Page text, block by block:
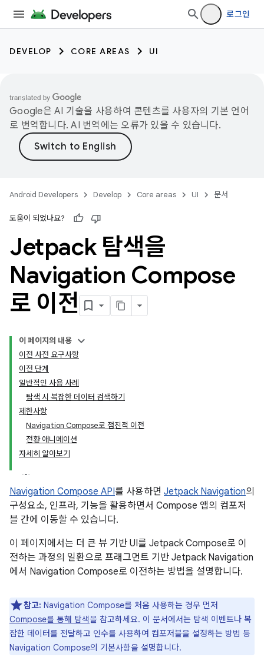
로그인
DEVELOP CORE AREAS UI
Google은 AI 기술을 사용하여 콘텐츠를 사용자의 기본 언어
로 번역합니다. AI 번역에는 오류가 있을 수 있습니다.
Android Developers Develop Core areas UI 문서
도움이 되었나요?
Jetpack 탐색을
Navigation Compose
로 이전
이 페이지의 내용
이전 사전 요구사항
이전 단계
일반적인 사용 사례
탐색 시 복잡한 데이터 검색하기
제한사항
Navigation Compose로 점진적 이전
전환 애니메이션
자세히 알아보기
Navigation Compose API를 사용하면 Jetpack Navigation의
구성요소, 인프라, 기능을 활용하면서 Compose 앱의 컴포저
블 간에 이동할 수 있습니다.
이 페이지에서는 더 큰 뷰 기반 UI를 Jetpack Compose로 이
전하는 과정의 일환으로 프래그먼트 기반 Jetpack Navigation
에서 Navigation Compose로 이전하는 방법을 설명합니다.
참고: Navigation Compose를 처음 사용하는 경우 먼저
Compose를 통해 탐색을 참고하세요. 이 문서에서는 탐색 이벤트나 복
잡한 데이터를 전달하고 인수를 사용하여 컴포저블을 설정하는 방법 등
Navigation Compose의 기본사항을 설명합니다.